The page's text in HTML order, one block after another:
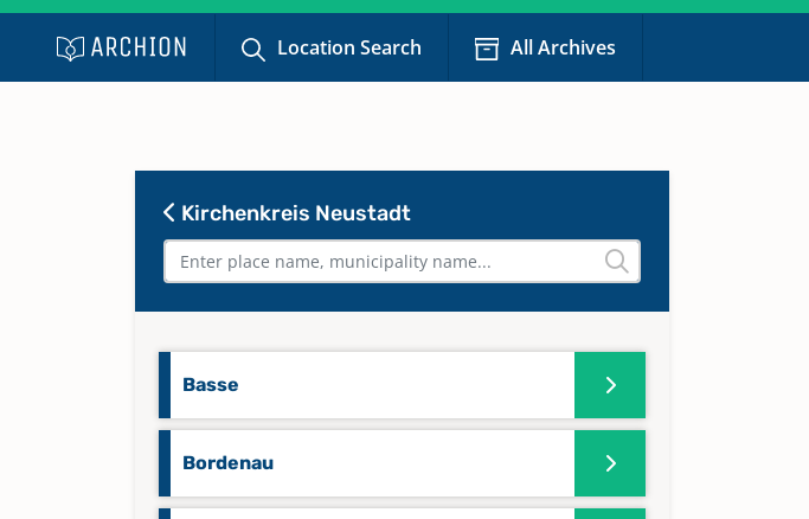
Location Search All Archives
Kirchenkreis Neustadt
Basse
Bordenau